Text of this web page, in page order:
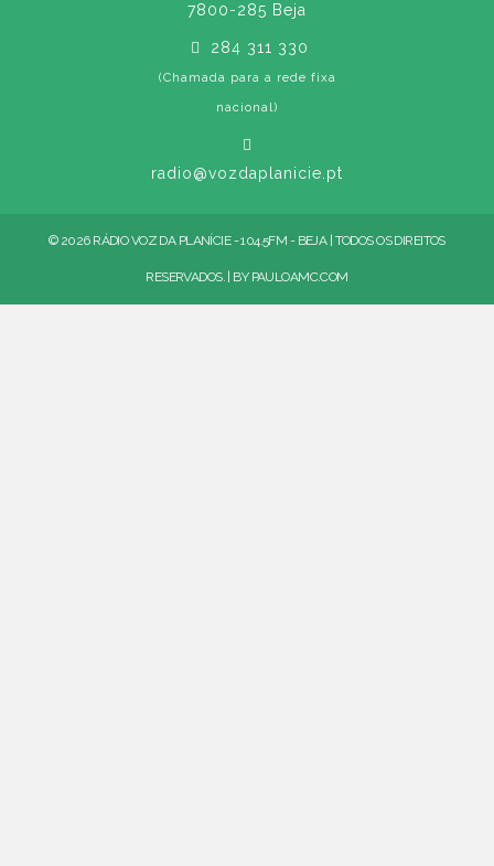
7800-285 Beja
284 311 330
(Chamada para a rede fixa
nacional)
radio@vozdaplanicie.pt
© 2026 RÁDIO VOZ DA PLANÍCIE - 104.5FM - BEJA | TODOS OS DIREITOS
RESERVADOS. | BY PAULOAMC.COM